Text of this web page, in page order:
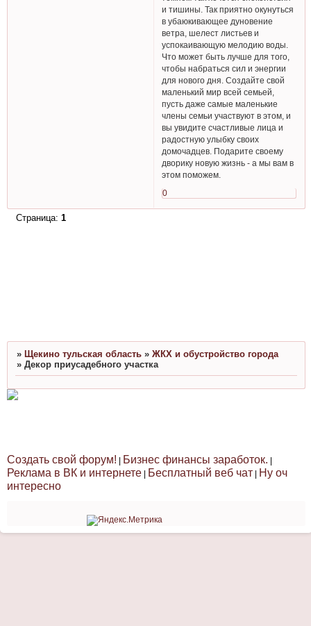
и тишины. Так приятно окунуться
в убаюкивающее дуновение
ветра, шелест листьев и
успокаивающую мелодию воды.
Что может быть лучше для того,
чтобы набраться сил и энергии
для нового дня. Создайте свой
маленький мир всей семьей,
пусть даже самые маленькие
члены семьи участвуют в этом, и
вы увидите счастливые лица и
радостную улыбку своих
домочадцев. Подарите своему
дворику новую жизнь - а мы вам в
этом поможем.
0
Страница: 1
» Щекино тульская область » ЖКХ и обустройство города
» Декор приусадебного участка
Создать свой форум! | Бизнес финансы заработок. |
Реклама в ВК и интернете | Бесплатный веб чат | Ну оч
интересно